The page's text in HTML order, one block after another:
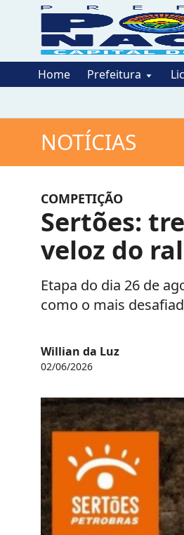
Home Prefeitura
NOTÍCIAS
COMPETIÇÃO
Sertões:
veloz do
Etapa do dia 26 de
como o mais
Willian da Luz
02/06/2026